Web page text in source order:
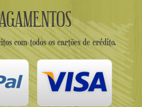
com todos os cartões de crédito.